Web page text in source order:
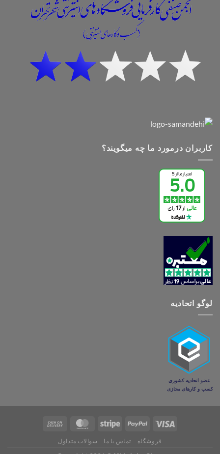
کاربران درمورد ما چه میگویند؟
لوگو اتحادیه
فروشگاه تماس با ما سوالات متداول